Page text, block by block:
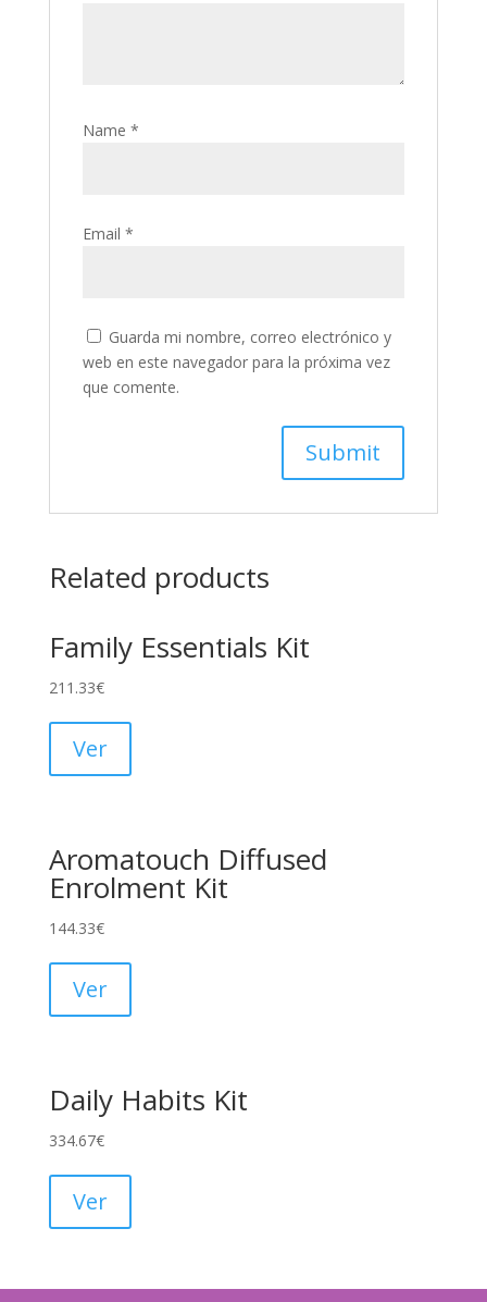
Name *
Email *
Guarda mi nombre, correo electrónico y
web en este navegador para la próxima vez
que comente.
Related products
Family Essentials Kit
211.33€
Ver
Aromatouch Diffused
Enrolment Kit
144.33€
Ver
Daily Habits Kit
334.67€
Ver